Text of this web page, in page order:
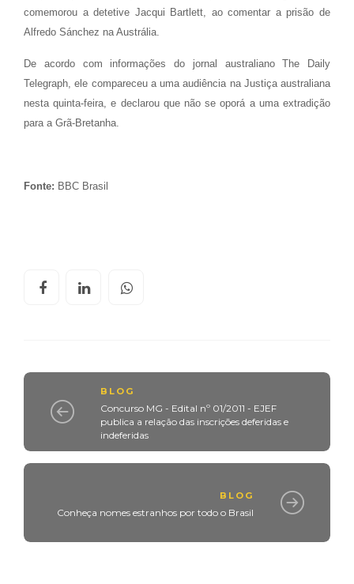
comemorou a detetive Jacqui Bartlett, ao comentar a prisão de
Alfredo Sánchez na Austrália.
De acordo com informações do jornal australiano The Daily
Telegraph, ele compareceu a uma audiência na Justiça australiana
nesta quinta-feira, e declarou que não se oporá a uma extradição
para a Grã-Bretanha.
Fonte: BBC Brasil
BLOG
Concurso MG - Edital nº 01/2011 - EJEF
publica a relação das inscrições deferidas e
indeferidas
BLOG
Conheça nomes estranhos por todo o Brasil